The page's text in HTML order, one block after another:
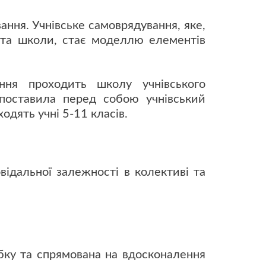
Учнівське самоврядування, яке,
та школи, стає моделлю елементів
проходить школу учнівського
перед собою учнівський
учні 5-11 класів.
залежності в колективі та
та спрямована на вдосконалення